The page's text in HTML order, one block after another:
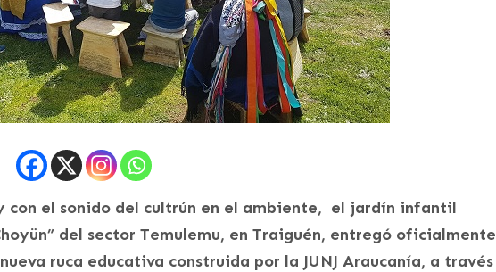
con el sonido del cultrún en el ambiente, el jardín infantil
del sector Temulemu, en Traiguén, entregó oficialmente
ruca educativa construida por la JUNJ Araucanía, a través